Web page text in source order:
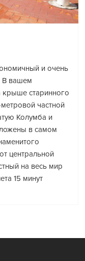
и очень
В вашем
крыше старинного
частной
Колумба и
в самом
центральной
на весь мир
15 минут